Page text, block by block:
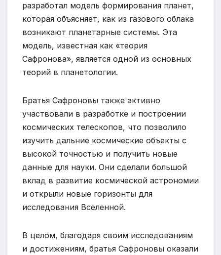
разработал модель формирования планет,
которая объясняет, как из газового облака
возникают планетарные системы. Эта
модель, известная как «теория
Сафронова», является одной из основных
теорий в планетологии.
Братья Сафроновы также активно
участвовали в разработке и построении
космических телескопов, что позволило
изучить дальние космические объекты с
высокой точностью и получить новые
данные для науки. Они сделали большой
вклад в развитие космической астрономии
и открыли новые горизонты для
исследования Вселенной.
В целом, благодаря своим исследованиям
и достижениям, братья Сафроновы оказали